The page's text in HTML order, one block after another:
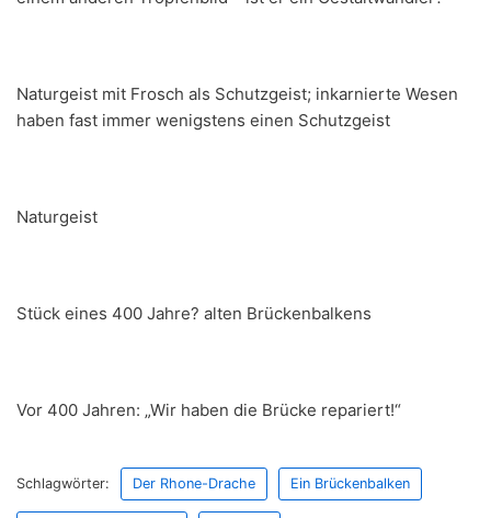
Naturgeist mit Frosch als Schutzgeist; inkarnierte Wesen
haben fast immer wenigstens einen Schutzgeist
Naturgeist
Stück eines 400 Jahre? alten Brückenbalkens
Vor 400 Jahren: „Wir haben die Brücke repariert!“
Schlagwörter: Der Rhone-Drache Ein Brückenbalken